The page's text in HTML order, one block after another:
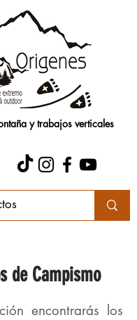
y trabajos verticales
de Campismo
encontrarás los